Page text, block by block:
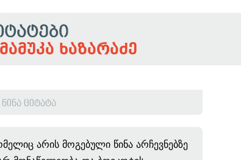
მამუკა ხაზარაძე
წინა ციტატა
არის მოგებული წინა არჩევნებზე